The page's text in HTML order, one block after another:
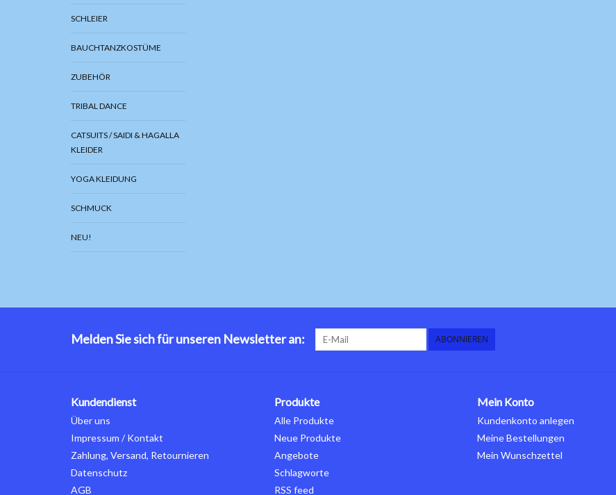
SCHLEIER
BAUCHTANZKOSTÜME
ZUBEHÖR
TRIBAL DANCE
CATSUITS / SAIDI & HAGALLA
KLEIDER
YOGA KLEIDUNG
SCHMUCK
NEU!
Melden Sie sich für unseren Newsletter an: ABONNIEREN
Kundendienst
Über uns
Impressum / Kontakt
Zahlung, Versand, Retournieren
Datenschutz
AGB
Produkte
Alle Produkte
Neue Produkte
Angebote
Schlagworte
RSS feed
Mein Konto
Kundenkonto anlegen
Meine Bestellungen
Mein Wunschzettel